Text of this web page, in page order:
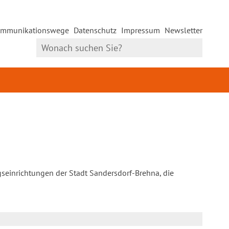
Datenschutz Impressum Newsletter
der Stadt Sandersdorf-Brehna, die